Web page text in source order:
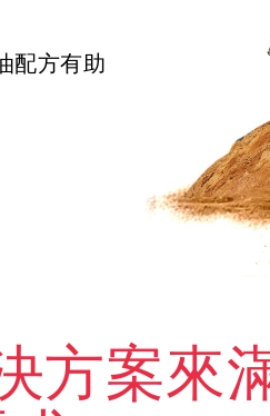
配方有助
方案來